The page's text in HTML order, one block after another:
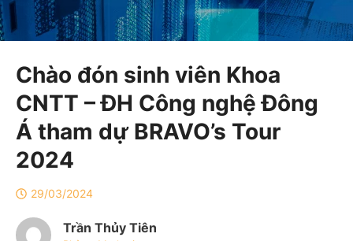
Chào đón sinh viên Khoa
CNTT – ĐH Công nghệ Đông
Á tham dự BRAVO’s Tour
2024
29/03/2024
Trần Thủy Tiên